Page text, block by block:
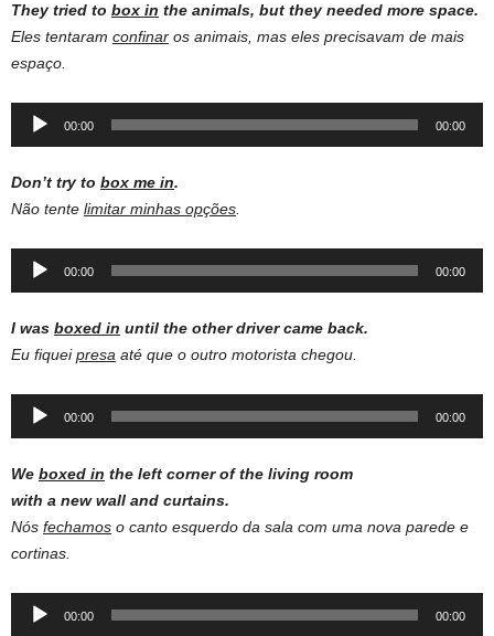
They tried to box in the animals, but they needed more space.
Eles tentaram confinar os animais, mas eles precisavam de mais
espaço.
Audio
00:00 00:00
Don’t try to box me in.
Não tente limitar minhas opções
Audio
00:00 00:00
I was boxed in until the otherdrivercame back.
Eu fiqueipresa até que o outro motorista chegou.
Audio
00:00 00:00
We boxed in the left corner of the living room
with a new wall and curtains.
Nós fechamos o canto esquerdo da sala com uma nova parede e
cortinas.
Audio
00:00 00:00